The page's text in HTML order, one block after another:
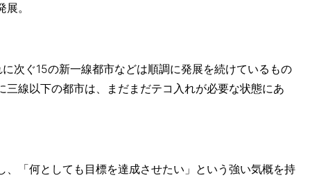
。
次ぐ15の新一線都市などは順調に発展を続けているもの
線以下の都市は、まだまだテコ入れが必要な状態にあ
「何としても目標を達成させたい」という強い気概を持